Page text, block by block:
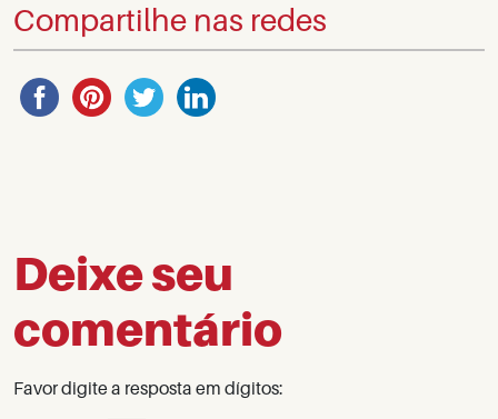
Compartilhe nas redes
Deixe seu
comentário
Favor digite a resposta em dígitos: